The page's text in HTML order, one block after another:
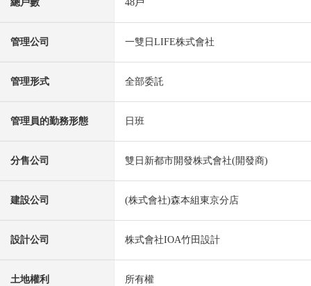
總戶數 48戶
管理公司 一雙日LIFE株式會社
管理形式 全部委託
管理員的勤務形態 日班
分售公司 雙日新都市開發株式會社(開發商)
建設公司 (株式會社)森本組東京分店
設計公司 株式會社IOA竹田設計
土地權利 所有權